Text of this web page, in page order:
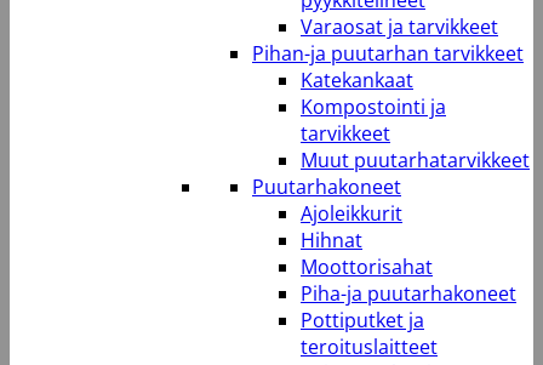
Varaosat ja tarvikkeet
Pihan-ja puutarhan tarvikkeet
Katekankaat
Kompostointi ja
tarvikkeet
Muut puutarhatarvikkeet
Puutarhakoneet
Ajoleikkurit
Hihnat
Moottorisahat
Piha-ja puutarhakoneet
Pottiputket ja
teroituslaitteet